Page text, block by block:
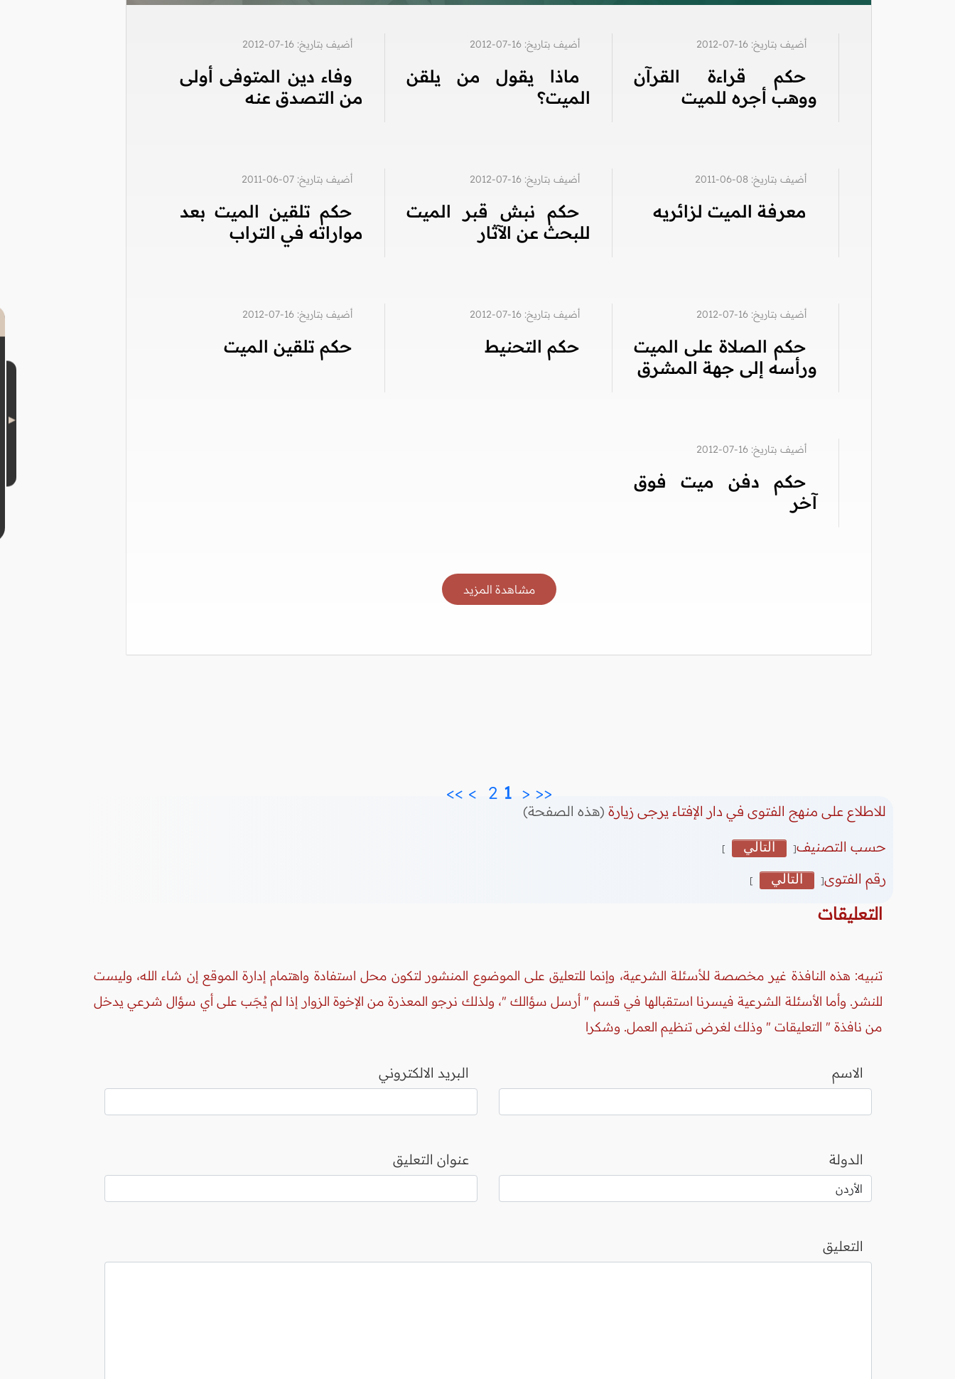
أضيف بتاريخ: 16-07-2012
حكم قراءة القرآن
ووهب أجره للميت
أضيف بتاريخ: 16-07-2012
ماذا يقول من يلقن
الميت؟
أضيف بتاريخ: 16-07-2012
وفاء دين المتوفى أولى
من التصدق عنه
أضيف بتاريخ: 08-06-2011
معرفة الميت لزائريه
أضيف بتاريخ: 16-07-2012
حكم نبش قبر الميت
للبحث عن الآثار
أضيف بتاريخ: 07-06-2011
حكم تلقين الميت بعد
مواراته في التراب
أضيف بتاريخ: 16-07-2012
حكم الصلاة على الميت
ورأسه إلى جهة المشرق
أضيف بتاريخ: 16-07-2012
حكم التحنيط
أضيف بتاريخ: 16-07-2012
حكم تلقين الميت
أضيف بتاريخ: 16-07-2012
حكم دفن ميت فوق
آخر
مشاهدة المزيد
<<
<
2
>
>>
للاطلاع على منهج الفتوى في دار الإفتاء يرجى زيارة (هذه الصفحة)
حسب التصنيف[ التالي ]
رقم الفتوى[ التالي ]
التعليقات
تنبيه: هذه النافذة غير مخصصة للأسئلة الشرعية، وإنما للتعليق على الموضوع المنشور لتكون محل استفادة واهتمام إدارة الموقع إن شاء الله، وليست
للنشر. وأما الأسئلة الشرعية فيسرنا استقبالها في قسم " أرسل سؤالك "، ولذلك نرجو المعذرة من الإخوة الزوار إذا لم يُجَب على أي سؤال شرعي يدخل
من نافذة " التعليقات " وذلك لغرض تنظيم العمل. وشكرا
الاسم البريد الالكتروني
الدولة عنوان التعليق
التعليق